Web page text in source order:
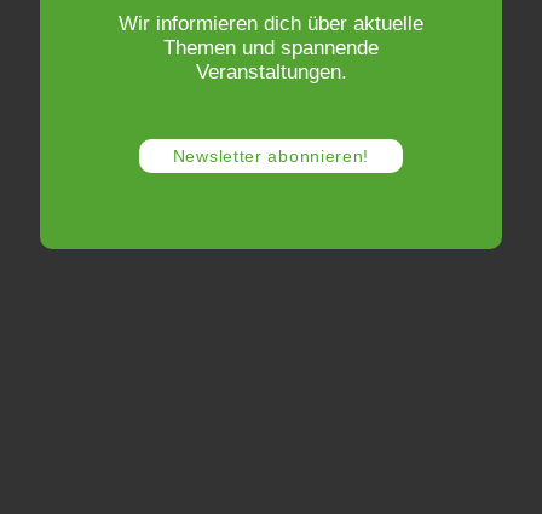
Wir informieren dich über aktuelle
Themen und spannende
Veranstaltungen.
Newsletter abonnieren!